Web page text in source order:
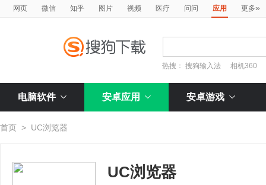
网页 微信 知乎 图片 视频 医疗 问问 应用 更多»
热搜：搜狗输入法 相机360
电脑软件 安卓应用 安卓游戏
首页 > UC浏览器
UC浏览器